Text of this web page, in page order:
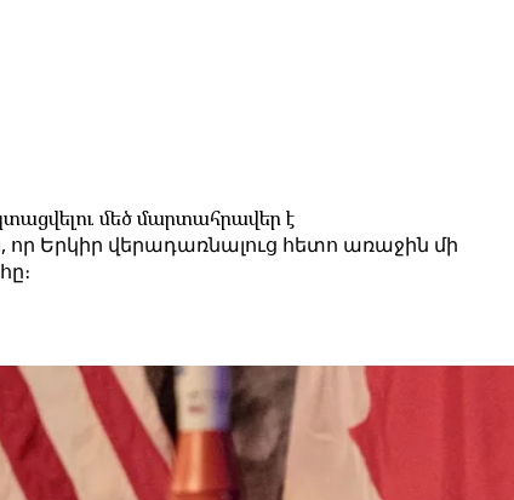
մեծ մարտահրավեր է
որ Երկիր վերադառնալուց հետո առաջին մի